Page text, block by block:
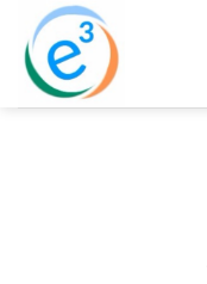
Saltar
contenido